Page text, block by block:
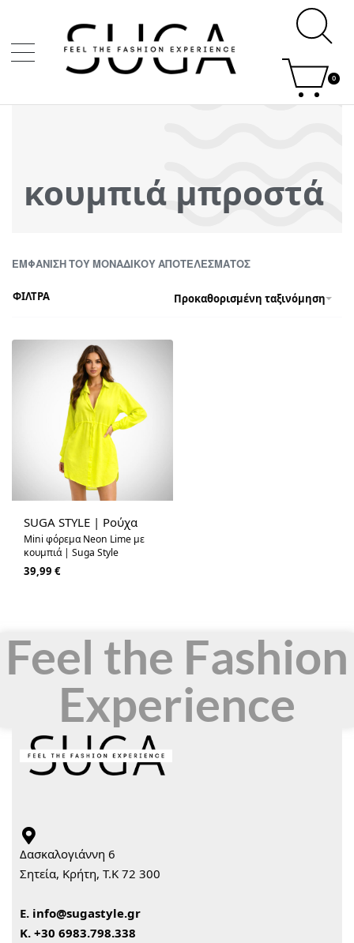
0
κουμπιά μπροστά
ΕΜΦΆΝΙΣΗ ΤΟΥ ΜΟΝΑΔΙΚΟΎ ΑΠΟΤΕΛΈΣΜΑΤΟΣ
Προκαθορισμένη ταξινόμηση
ΦΙΛΤΡΑ
SUGA STYLE | Ρούχα
Μini φόρεμα Neon Lime με
κουμπιά | Suga Style
39,99 €
Feel the Fashion
Experience
Δασκαλογιάννη 6
Σητεία, Κρήτη, Τ.Κ 72 300
Ε. info@sugastyle.gr
Κ. +30 6983.798.338